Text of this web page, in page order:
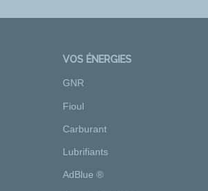
VOS ÉNERGIES
GNR
Fioul
Carburant
Lubrifiants
AdBlue ®